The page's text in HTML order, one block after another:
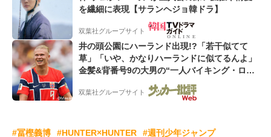
を繊細に表現【サランヘジョ韓ドラ】
双葉社グループサイト
井の頭公園にハーランド出現!?「若干似てて
草」「いや、かなりハーランドに似てるんよ」
金髪&背番号9の大男の“一人バイキング・ロ
ー”映像が話題!「元気をもらった」
双葉社グループサイト
#冨樫義博 #HUNTER×HUNTER #週刊少年ジャンプ